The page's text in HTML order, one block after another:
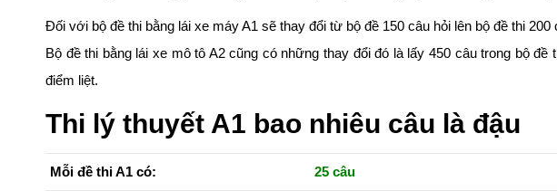
Đối với bộ đề thi bằng lái xe máy A1 sẽ thay đổi từ bộ đề 150 câu hỏi lên bộ đề thi
Bộ đề thi bằng lái xe mô tô A2 cũng có những thay đổi đó là lấy 450 câu trong bộ
điểm liệt.
Thi lý thuyết A1 bao nhiêu câu là đậu
Mỗi đề thi A1 có: 25 câu